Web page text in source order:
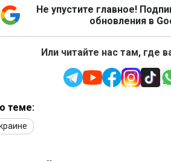
Не упустите главное!
обновления в
Или читайте нас там, где
теме: